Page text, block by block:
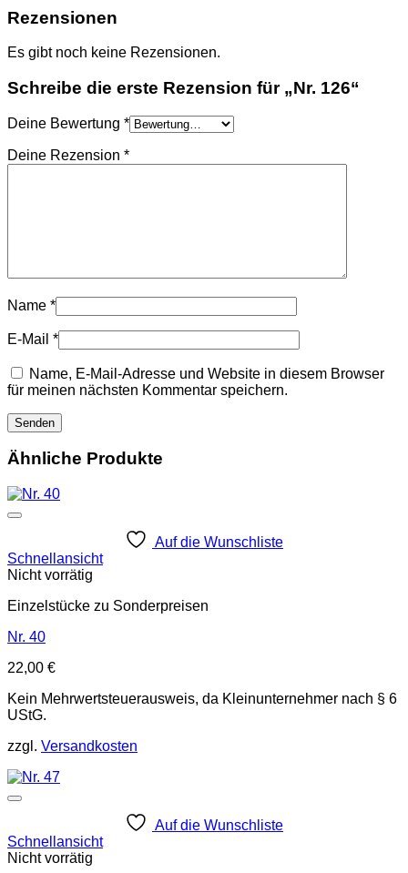
Rezensionen
Es gibt noch keine Rezensionen.
Schreibe die erste Rezension für „Nr. 126“
Deine Bewertung *
Deine Rezension *
Name *
E-Mail *
Name, E-Mail-Adresse und Website in diesem Browser
für meinen nächsten Kommentar speichern.
Ähnliche Produkte
Auf die Wunschliste
Schnellansicht
Nicht vorrätig
Einzelstücke zu Sonderpreisen
Nr. 40
22,00 €
Kein Mehrwertsteuerausweis, da Kleinunternehmer nach § 6
UStG.
zzgl. Versandkosten
Auf die Wunschliste
Schnellansicht
Nicht vorrätig